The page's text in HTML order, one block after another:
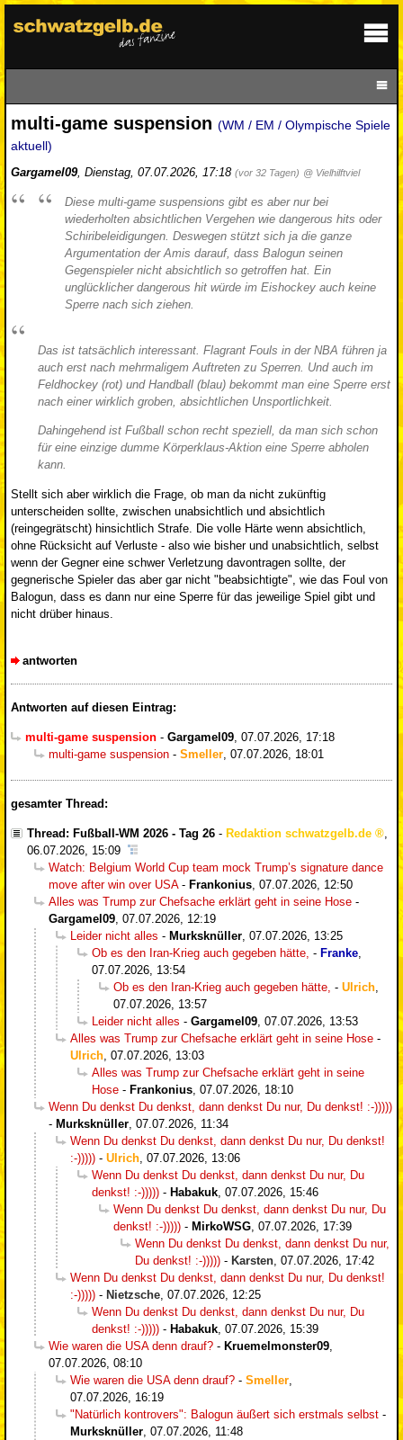
multi-game suspension (WM / EM / Olympische Spiele
aktuell)
Gargamel09, Dienstag, 07.07.2026, 17:18 (vor 32 Tagen) @ Vielhilftviel
Diese multi-game suspensions gibt es aber nur bei
wiederholten absichtlichen Vergehen wie dangerous hits oder
Schiribeleidigungen. Deswegen stützt sich ja die ganze
Argumentation der Amis darauf, dass Balogun seinen
Gegenspieler nicht absichtlich so getroffen hat. Ein
unglücklicher dangerous hit würde im Eishockey auch keine
Sperre nach sich ziehen.
Das ist tatsächlich interessant. Flagrant Fouls in der NBA führen ja
auch erst nach mehrmaligem Auftreten zu Sperren. Und auch im
Feldhockey (rot) und Handball (blau) bekommt man eine Sperre erst
nach einer wirklich groben, absichtlichen Unsportlichkeit.
Dahingehend ist Fußball schon recht speziell, da man sich schon
für eine einzige dumme Körperklaus-Aktion eine Sperre abholen
kann.
Stellt sich aber wirklich die Frage, ob man da nicht zukünftig
unterscheiden sollte, zwischen unabsichtlich und absichtlich
(reingegrätscht) hinsichtlich Strafe. Die volle Härte wenn absichtlich,
ohne Rücksicht auf Verluste - also wie bisher und unabsichtlich, selbst
wenn der Gegner eine schwer Verletzung davontragen sollte, der
gegnerische Spieler das aber gar nicht "beabsichtigte", wie das Foul von
Balogun, dass es dann nur eine Sperre für das jeweilige Spiel gibt und
nicht drüber hinaus.
antworten
Antworten auf diesen Eintrag:
multi-game suspension - Gargamel09 07.07.2026, 17:18
multi-game suspension - Smeller 07.07.2026, 18:01
gesamter Thread:
Thread: Fußball-WM 2026 - Tag 26 - Redaktion schwatzgelb.de
,
06.07.2026, 15:09
Watch: Belgium World Cup team mock Trump’s signature dance
move after win over USA- Frankonius, 07.07.2026, 12:50
Alles was Trump zur Chefsache erklärt geht in seine Hose -
Gargamel09, 07.07.2026, 12:19
Leider nicht alles - Murksknüller, 07.07.2026, 13:25
Ob es den Iran-Krieg auch gegeben hätte, - Franke,
07.07.2026, 13:54
Ob es den Iran-Krieg auch gegeben hätte, - Ulrich,
07.07.2026, 13:57
Leider nicht alles - Gargamel09, 07.07.2026, 13:53
Alles was Trump zur Chefsache erklärt geht in seine Hose -
Ulrich, 07.07.2026, 13:03
Alles was Trump zur Chefsache erklärt geht in seine
Hose - Frankonius, 07.07.2026, 18:10
Wenn Du denkst Du denkst, dann denkst Du nur, Du denkst! :-)))))
- Murksknüller, 07.07.2026, 11:34
Wenn Du denkst Du denkst, dann denkst Du nur, Du denkst!
:-))))) - Ulrich, 07.07.2026, 13:06
Wenn Du denkst Du denkst, dann denkst Du nur, Du
denkst! :-))))) - Habakuk, 07.07.2026, 15:46
Wenn Du denkst Du denkst, dann denkst Du nur, Du
denkst! :-))))) - MirkoWSG, 07.07.2026, 17:39
Wenn Du denkst Du denkst, dann denkst Du nur,
Du denkst! :-))))) - Karsten, 07.07.2026, 17:42
Wenn Du denkst Du denkst, dann denkst Du nur, Du denkst!
:-))))) - Nietzsche, 07.07.2026, 12:25
Wenn Du denkst Du denkst, dann denkst Du nur, Du
denkst! :-))))) - Habakuk, 07.07.2026, 15:39
Wie waren die USA denn drauf? - Kruemelmonster09,
07.07.2026, 08:10
Wie waren die USA denn drauf? - Smeller,
07.07.2026, 16:19
"Natürlich kontrovers": Balogun äußert sich erstmals selbst -
Murksknüller, 07.07.2026, 11:48